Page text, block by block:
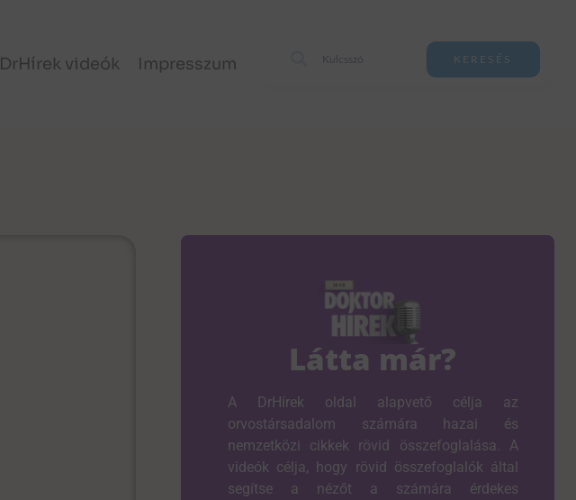
DrHírek videók Impresszum KERESÉS
Látta már?
A DrHírek oldal alapvető célja az
orvostársadalom számára hazai és
nemzetközi cikkek rövid összefoglalása. A
videók célja, hogy rövid összefoglalók által
segítse a nézőt a számára érdekes